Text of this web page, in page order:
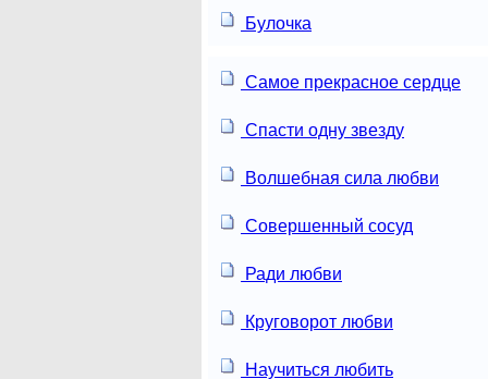
Булочка
Самое прекрасное сердце
Спасти одну звезду
Волшебная сила любви
Совершенный сосуд
Ради любви
Круговорот любви
Научиться любить